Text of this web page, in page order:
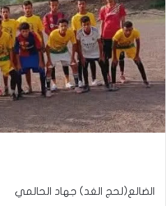
الضالع(لحج الغد) جهاد الحالمي